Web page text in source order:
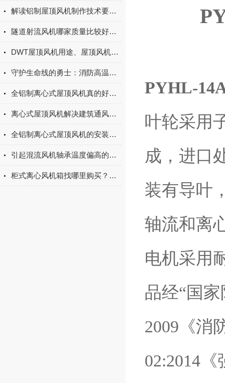
解读铝制屋顶风机制作技术要求和调试
隧道射流风机哪家质量比较好？深度解析上虞上鼓风机SDS双向射流技术
DWT屋顶风机用途、屋顶风机安装方法以及屋顶风机选型等知识全面介绍
守护生命线的勇士：消防高温排烟风机的作用与技术
全铝制离心式屋顶风机真的好实用
离心式屋顶风机解决建筑通风问题的理想选择
全铝制离心式屋顶风机的安装要点
引起混流风机轴承温度偏高的原因有哪些？
柜式离心风机箱找哪里购买？实测横评上虞上鼓YFICS，从厂家实力看产品品质
PYHL-
叶轮采用
成，进口
装有导叶
轴流和离
电机采用
品经“国
2009《消
02:2014